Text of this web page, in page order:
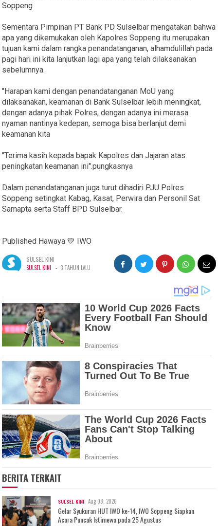
Soppeng
Sementara Pimpinan PT Bank PD Sulselbar mengatakan bahwa
apa yang dikemukakan oleh Kapolres Soppeng itu merupakan
tujuan kami dalam rangka penandatanganan, alhamdulillah pada
pagi hari ini kita lanjutkan lagi apa yang telah dilaksanakan
sebelumnya.
"Harapan kami dengan penandatanganan MoU yang
dilaksanakan, keamanan di Bank Sulselbar lebih meningkat,
dengan adanya pihak Polres, dengan adanya ini merasa
nyaman nantinya kedepan, semoga bisa berlanjut demi
keamanan kita
"Terima kasih kepada bapak Kapolres dan Jajaran atas
peningkatan keamanan ini".pungkasnya
Dalam penandatanganan juga turut dihadiri PJU Polres
Soppeng setingkat Kabag, Kasat, Perwira dan Personil Sat
Samapta serta Staff BPD Sulselbar.
Published Hawaya 💙 IWO
SULSEL KINI
SULSEL KINI - 3 TAHUN LALU
BERITA TERKAIT
SULSEL KINI Aug 08, 2026
Gelar Syukuran HUT IWO ke-14, IWO Soppeng Siapkan
Acara Puncak Istimewa pada 25 Agustus